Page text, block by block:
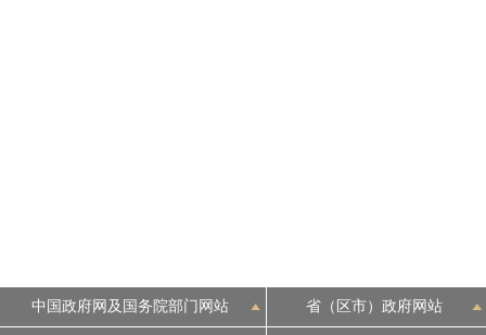
北京概况
中国政府网及国务院部门网站 省（区市）政府网站